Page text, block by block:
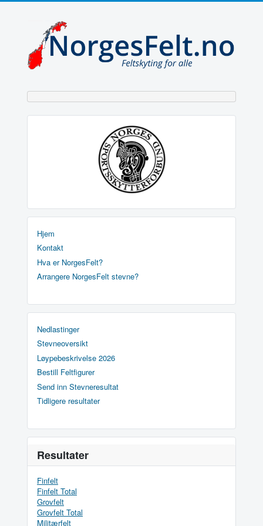
Hjem
Kontakt
Hva er NorgesFelt?
Arrangere NorgesFelt stevne?
Nedlastinger
Stevneoversikt
Løypebeskrivelse 2026
Bestill Feltfigurer
Send inn Stevneresultat
Tidligere resultater
Resultater
Finfelt
Finfelt Total
Grovfelt
Grovfelt Total
Militærfelt